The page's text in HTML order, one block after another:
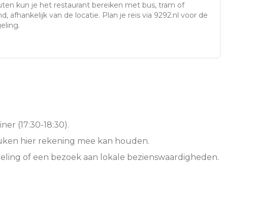
kun je het restaurant bereiken met bus, tram of
afhankelijk van de locatie. Plan je reis via 9292.nl voor de
(17:30-18:30).
hier rekening mee kan houden.
of een bezoek aan lokale bezienswaardigheden.